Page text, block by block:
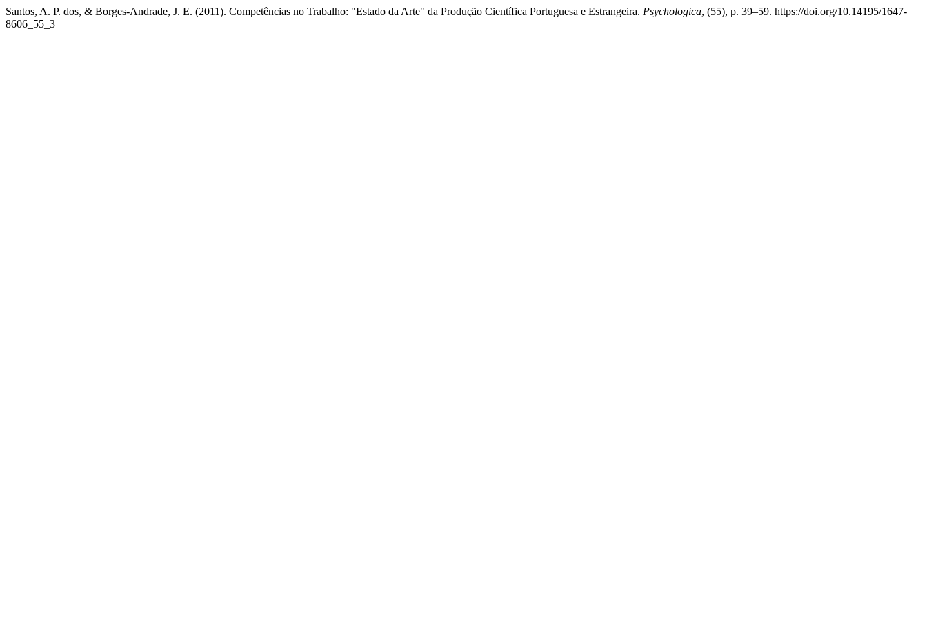
Santos, A. P. dos, & Borges-Andrade, J. E. (2011). Competências no Trabalho: "Estado da Arte" da Produção Científica Portuguesa e Estrangeira. Psychologica, (55), p. 39–59. https://doi.org/10.14195/1647-
8606_55_3